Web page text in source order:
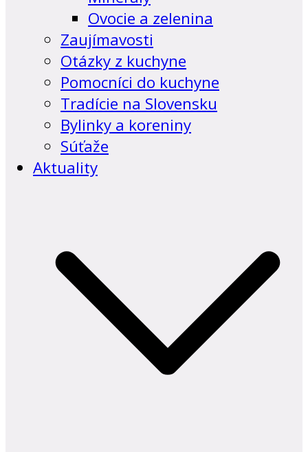
Ovocie a zelenina
Zaujímavosti
Otázky z kuchyne
Pomocníci do kuchyne
Tradície na Slovensku
Bylinky a koreniny
Súťaže
Aktuality